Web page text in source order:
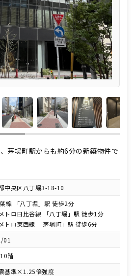
茅場町駅からも約6分の新築物件で
中央区八丁堀3-18-10
線 「八丁堀」駅 徒歩2分
トロ日比谷線 「八丁堀」駅 徒歩1分
トロ東西線 「茅場町」駅 徒歩6分
01
階
基準×1.25倍強度